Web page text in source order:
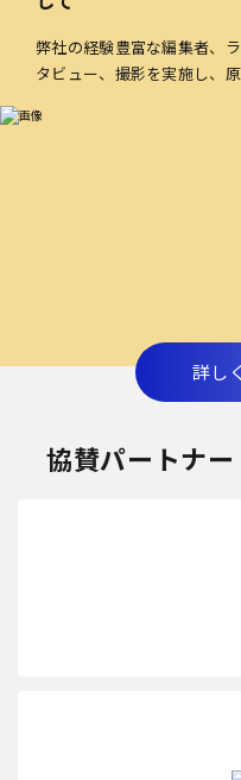
弊社の経験豊富な編集者、
タビュー、撮影を実施し、
詳し
協賛パートナー